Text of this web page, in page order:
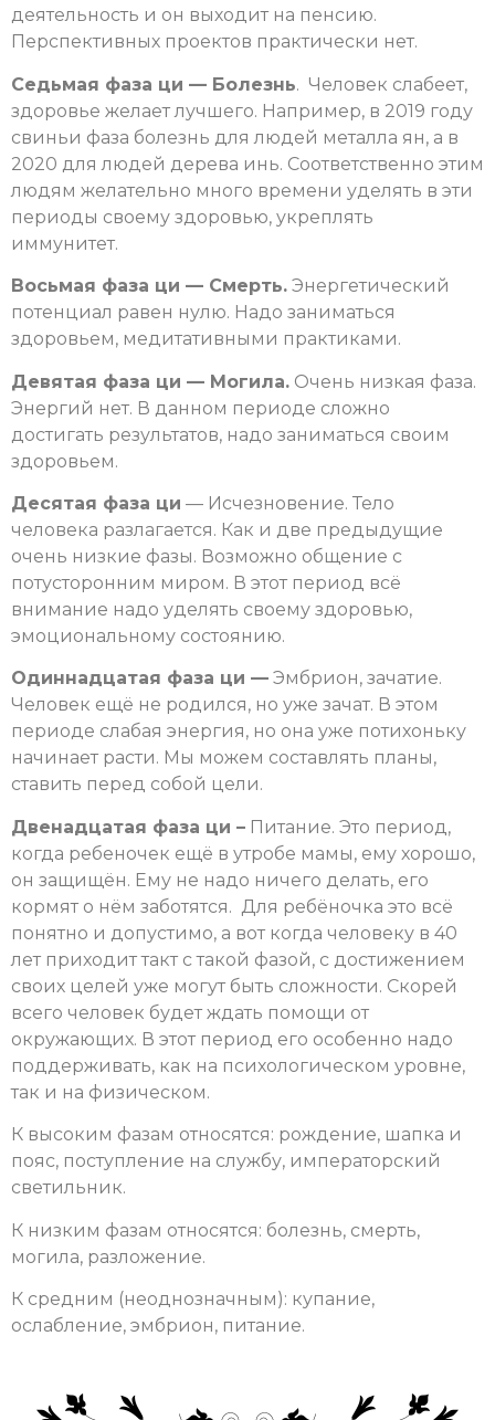
деятельность и он выходит на пенсию.
Перспективных проектов практически нет.
Седьмая фаза ци — Болезнь. Человек слабеет,
здоровье желает лучшего. Например, в 2019 году
свиньи фаза болезнь для людей металла ян, а в
2020 для людей дерева инь. Соответственно этим
людям желательно много времени уделять в эти
периоды своему здоровью, укреплять
иммунитет.
Восьмая фаза ци — Смерть. Энергетический
потенциал равен нулю. Надо заниматься
здоровьем, медитативными практиками.
Девятая фаза ци — Могила. Очень низкая фаза.
Энергий нет. В данном периоде сложно
достигать результатов, надо заниматься своим
здоровьем.
Десятая фаза ци — Исчезновение. Тело
человека разлагается. Как и две предыдущие
очень низкие фазы. Возможно общение с
потусторонним миром. В этот период всё
внимание надо уделять своему здоровью,
эмоциональному состоянию.
Одиннадцатая фаза ци — Эмбрион, зачатие.
Человек ещё не родился, но уже зачат. В этом
периоде слабая энергия, но она уже потихоньку
начинает расти. Мы можем составлять планы,
ставить перед собой цели.
Двенадцатая фаза ци – Питание. Это период,
когда ребеночек ещё в утробе мамы, ему хорошо,
он защищён. Ему не надо ничего делать, его
кормят о нём заботятся. Для ребёночка это всё
понятно и допустимо, а вот когда человеку в 40
лет приходит такт с такой фазой, с достижением
своих целей уже могут быть сложности. Скорей
всего человек будет ждать помощи от
окружающих. В этот период его особенно надо
поддерживать, как на психологическом уровне,
так и на физическом.
К высоким фазам относятся: рождение, шапка и
пояс, поступление на службу, императорский
светильник.
К низким фазам относятся: болезнь, смерть,
могила, разложение.
К средним (неоднозначным): купание,
ослабление, эмбрион, питание.